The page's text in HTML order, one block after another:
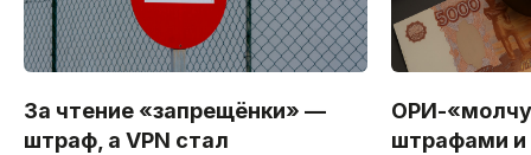
За чтение «запрещёнки» —
штраф, а VPN стал
ОРИ-
штрафами и